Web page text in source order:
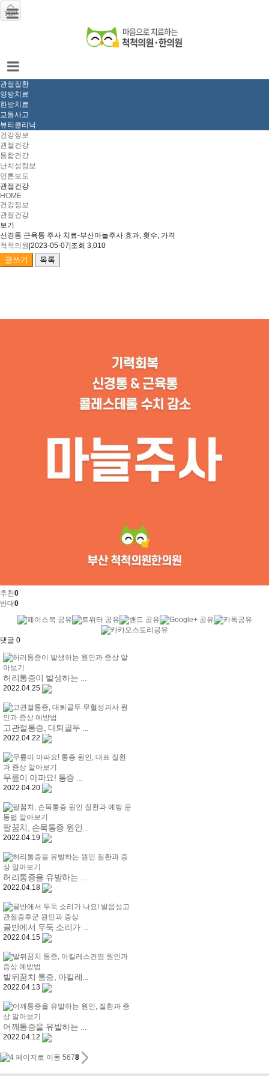
관절질환
양방치료
한방치료
교통사고
뷰티클리닉
건강정보
관절건강
통합건강
난치성정보
언론보도
관절건강
HOME
건강정보
관절건강
보기
신경통 근육통 주사 치료-부산마늘주사 효과, 횟수, 가격
척척의원 |2023-05-07|조회 3,010
글쓰기 목록
추천0
반대0
댓글 0
허리통증이 발생하는 ...
2022.04.25
고관절통증, 대퇴골두 ...
2022.04.22
무릎이 아파요! 통증 ...
2022.04.20
팔꿈치, 손목통증 원인...
2022.04.19
허리통증을 유발하는 ...
2022.04.18
골반에서 두둑 소리가 ...
2022.04.15
발뒤꿈치 통증, 아킬레...
2022.04.13
어깨통증을 유발하는 ...
2022.04.12
5678